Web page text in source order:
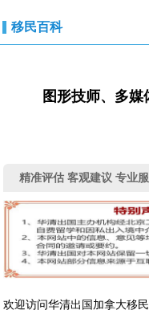
移民百科
图形技师、多
精准评估 客观建议 专业
欢迎访问华清出国加拿大移